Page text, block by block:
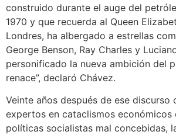
construido durante el auge del
1970 y que recuerda al Queen
Londres, ha albergado a estrellas
George Benson, Ray Charles y
personificado la nueva ambición del
renace”, declaró Chávez.
Veinte años después de ese discurso
expertos en cataclismos económicos
políticas socialistas mal concebidas,